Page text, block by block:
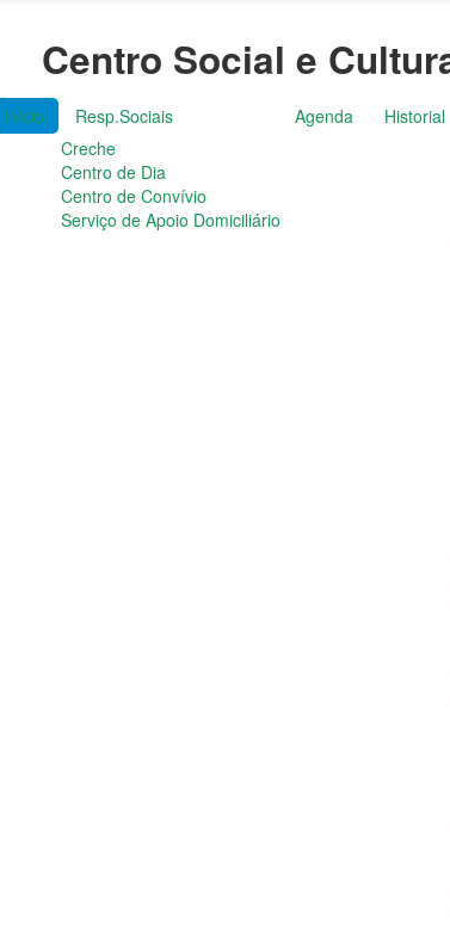
Centro Social e
Início
Resp.Sociais
Creche
Centro de Dia
Centro de Convívio
Serviço de Apoio Domiciliário
Agenda Historial